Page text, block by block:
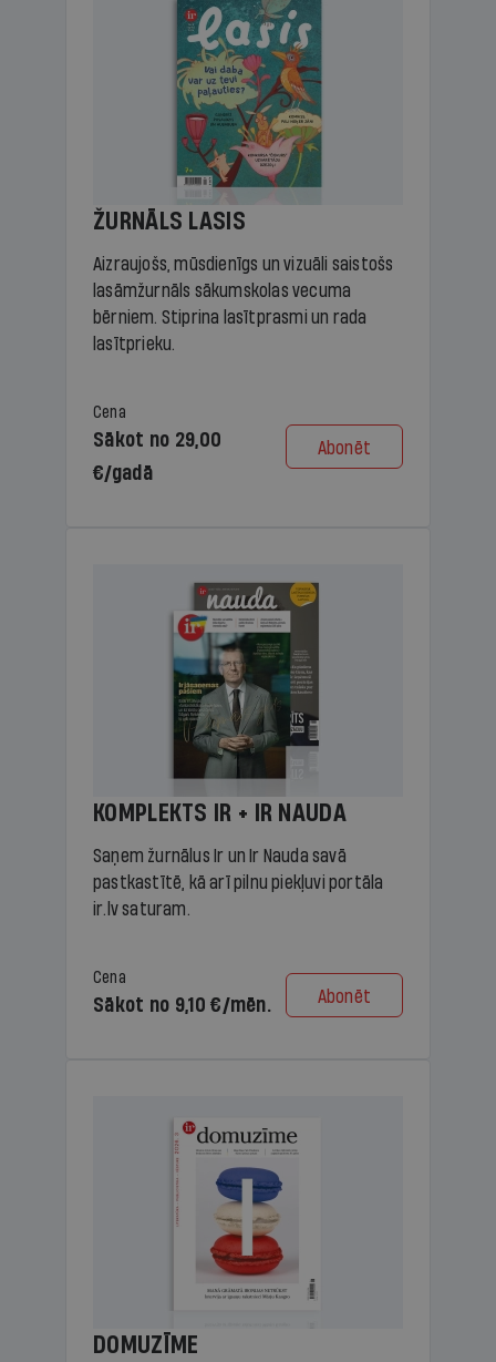
ŽURNĀLS LASIS
Aizraujošs, mūsdienīgs un vizuāli saistošs
lasāmžurnāls sākumskolas vecuma
bērniem. Stiprina lasītprasmi un rada
lasītprieku.
Cena
Sākot no 29,00
€/gadā
Abonēt
KOMPLEKTS IR + IR NAUDA
Saņem žurnālus Ir un Ir Nauda savā
pastkastītē, kā arī pilnu piekļuvi portāla
ir.lv saturam.
Cena
Sākot no 9,10 €/mēn. Abonēt
DOMUZĪME